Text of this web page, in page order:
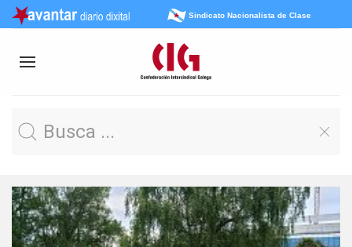
Sindicato Nacionalista de Clase